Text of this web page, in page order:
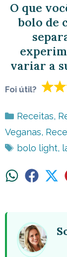
O que
bolo de
variar a
Foi útil?
Categorias
Receitas,
Veganas,
Tags
bolo light,
ShareShare